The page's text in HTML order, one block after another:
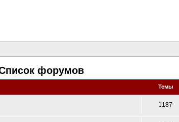
форумов
Темы
1187